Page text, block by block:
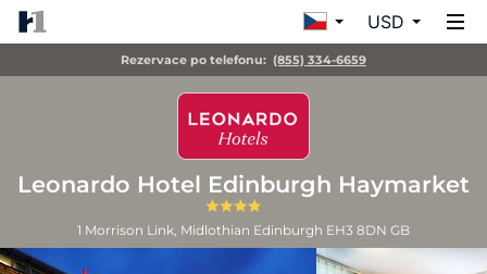
USD
Rezervace po telefonu: (855) 334-6659
Leonardo Hotel Edinburgh Haymarket
1 Morrison Link, Midlothian Edinburgh EH3 8DN GB